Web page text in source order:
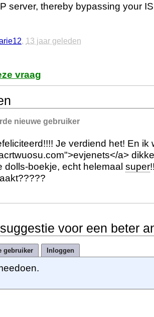
server, thereby bypassing your
, 13 jaar geleden
vraag
nieuwe gebruiker
Je verdiend het! En ik
a>
dolls-boekje, echt helemaal super
voor een beter
gebruiker Inloggen